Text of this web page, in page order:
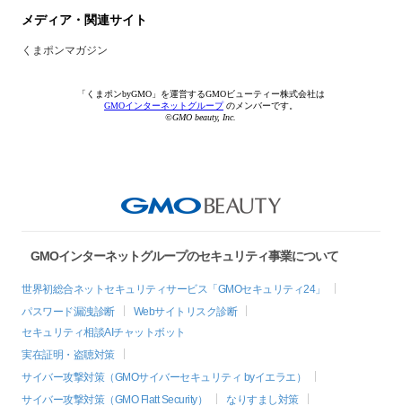
メディア・関連サイト
くまポンマガジン
「くまポンbyGMO」を運営するGMOビューティー株式会社は
GMOインターネットグループのメンバーです。
©GMO beauty, Inc.
GMOインターネットグループのセキュリティ事業について
世界初総合ネットセキュリティサービス「GMOセキュリティ24」
パスワード漏洩診断
Webサイトリスク診断
セキュリティ相談AIチャットボット
実在証明・盗聴対策
サイバー攻撃対策（GMOサイバーセキュリティ byイエラエ）
サイバー攻撃対策（GMO Flatt Security）
なりすまし対策